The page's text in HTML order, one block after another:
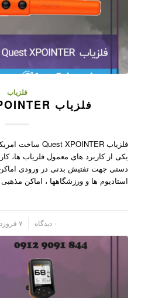
فلزیاب
فلزیاب QUEST XPOINTER
یکی از کاربرد های معمول فلزیاب ها،
دستی جهت تفتیش بدنی در ورودی
استادیوم ها و ورزشگاهها ، اماکن
۰ دیدگاه ۷ فروردین ۱۴۰۲